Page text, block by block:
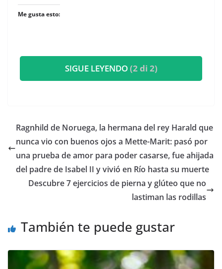
Me gusta esto:
SIGUE LEYENDO(2 di 2)
​Ragnhild de Noruega, la hermana del rey Harald que
nunca vio con buenos ojos a Mette-Marit: pasó por
una prueba de amor para poder casarse, fue ahijada
del padre de Isabel II y vivió en Río hasta su muerte
Descubre 7 ejercicios de pierna y glúteo que no
lastiman las rodillas
También te puede gustar